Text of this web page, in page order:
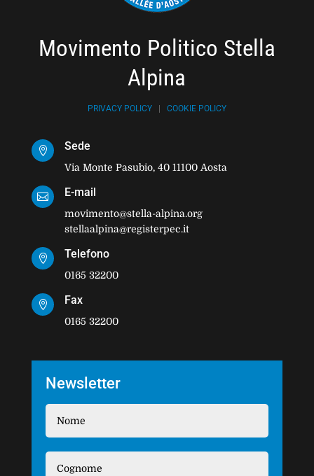
Movimento Politico Stella
Alpina
PRIVACY POLICY| COOKIE POLICY
 Sede
Via Monte Pasubio, 40 11100 Aosta
 E-mail
movimento@stella-alpina.org
stellaalpina@registerpec.it
 Telefono
0165 32200
 Fax
0165 32200
Newsletter